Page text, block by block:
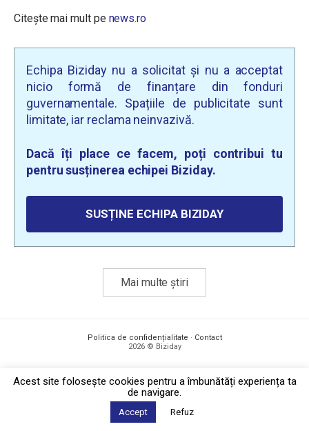
Citește mai mult pe news.ro
Echipa Biziday nu a solicitat și nu a acceptat
nicio formă de finanțare din fonduri
guvernamentale. Spațiile de publicitate sunt
limitate, iar reclama neinvazivă.
Dacă îți place ce facem, poți contribui tu
pentru susținerea echipei Biziday.
SUSȚINE ECHIPA BIZIDAY
Mai multe știri
Politica de confidențialitate · Contact
2026 © Biziday
Acest site foloseşte cookies pentru a îmbunătăți experiența ta
de navigare.
Accept Refuz